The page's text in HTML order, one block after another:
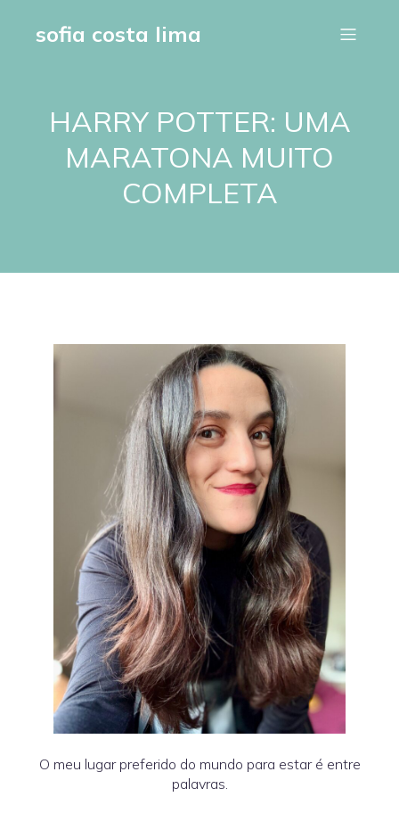
sofia costa lima
HARRY POTTER: UMA
MARATONA MUITO
COMPLETA
O meu lugar preferido do mundo para estar é entre
palavras.